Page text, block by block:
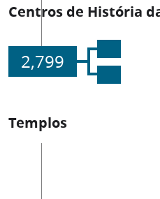
Centros de História
2,799
Templos